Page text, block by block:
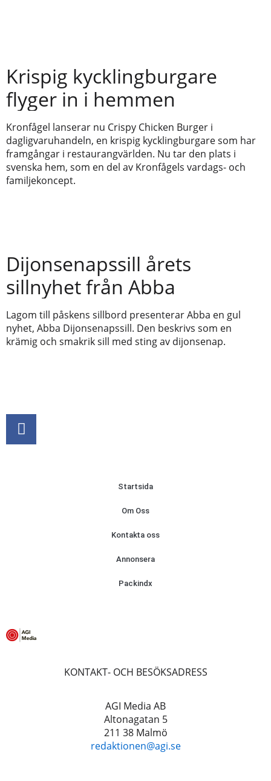
Krispig kycklingburgare
flyger in i hemmen
Kronfågel lanserar nu Crispy Chicken Burger i
dagligvaruhandeln, en krispig kycklingburgare som har
framgångar i restaurangvärlden. Nu tar den plats i
svenska hem, som en del av Kronfågels vardags- och
familjekoncept.
Dijonsenapssill årets
sillnyhet från Abba
Lagom till påskens sillbord presenterar Abba en gul
nyhet, Abba Dijonsenapssill. Den beskrivs som en
krämig och smakrik sill med sting av dijonsenap.
Startsida
Om Oss
Kontakta oss
Annonsera
Packindx
KONTAKT- OCH BESÖKSADRESS
AGI Media AB
Altonagatan 5
211 38 Malmö
redaktionen@agi.se